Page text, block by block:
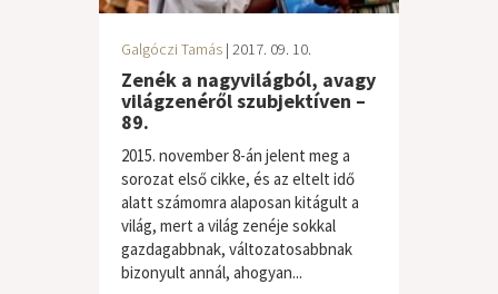
Galgóczi Tamás | 2017. 09. 10.
Zenék a nagyvilágból, avagy
világzenéről szubjektíven –
89.
2015. november 8-án jelent meg a
sorozat első cikke, és az eltelt idő
alatt számomra alaposan kitágult a
világ, mert a világ zenéje sokkal
gazdagabbnak, változatosabbnak
bizonyult annál, ahogyan...